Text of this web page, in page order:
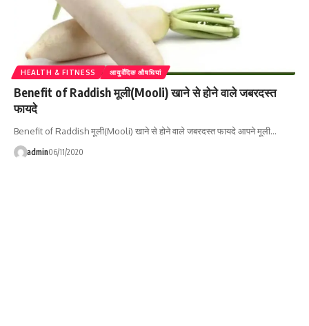
HEALTH & FITNESS आयुर्वेदिक औषधियां
Benefit of Raddish मूली(Mooli) खाने से होने वाले जबरदस्त
फायदे
Benefit of Raddish मूली(Mooli) खाने से होने वाले जबरदस्त फायदे आपने मूली…
admin06/11/2020